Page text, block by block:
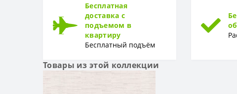
Бесплатная
доставка с
подъемом в
квартиру
Бесплатный подъём
Товары из этой коллекции